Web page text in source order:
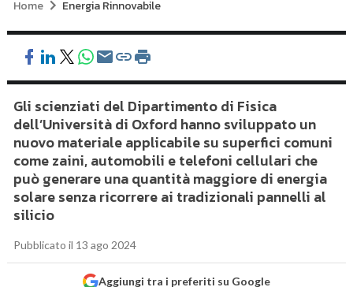
Home Energia Rinnovabile
Gli scienziati del Dipartimento di Fisica
dell’Università di Oxford hanno sviluppato un
nuovo materiale applicabile su superfici comuni
come zaini, automobili e telefoni cellulari che
può generare una quantità maggiore di energia
solare senza ricorrere ai tradizionali pannelli al
silicio
Pubblicato il 13 ago 2024
Aggiungi tra i preferiti su Google